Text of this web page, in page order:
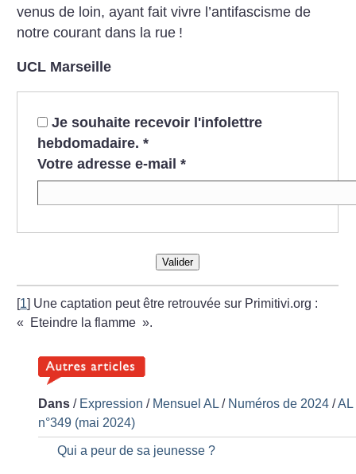
venus de loin, ayant fait vivre l’antifascisme de
notre courant dans la rue !
UCL Marseille
Je souhaite recevoir l'infolettre
hebdomadaire. *
Votre adresse e-mail *
Valider
[1] Une captation peut être retrouvée sur Primitivi.org :
«
Eteindre la flamme ».
Dans / Expression / Mensuel AL / Numéros de 2024 /AL
n°349 (mai 2024)
Qui a peur de sa jeunesse ?